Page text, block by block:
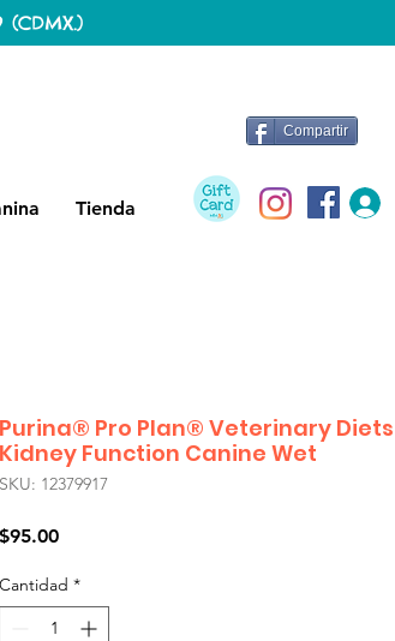
Compartir
Tienda
Purina® Pro Plan® Veterinary Diets
Kidney Function Canine Wet
SKU: 12379917
$95.00Precio
Cantidad *